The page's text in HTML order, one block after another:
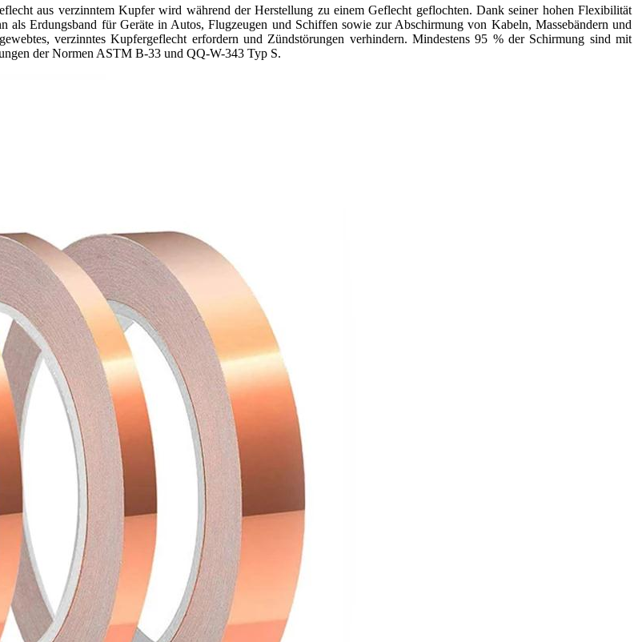
aus verzinntem Kupfer wird während der Herstellung zu einem Geflecht geflochten. Dank seiner hohen Flexibilität
als Erdungsband für Geräte in Autos, Flugzeugen und Schiffen sowie zur Abschirmung von Kabeln, Massebändern und
verzinntes Kupfergeflecht erfordern und Zündstörungen verhindern. Mindestens 95 % der Schirmung sind mit
der Normen ASTM B-33 und QQ-W-343 Typ S.